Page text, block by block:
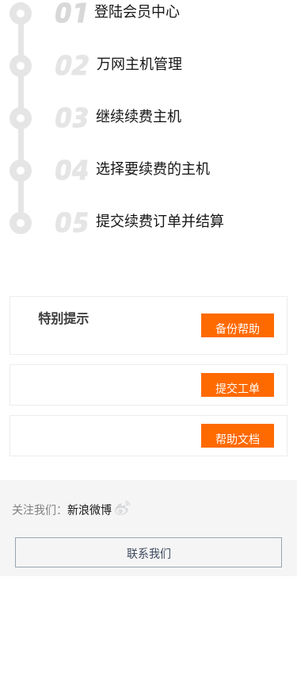
登陆会员中心
万网主机管理
继续续费主机
选择要续费的主机
提交续费订单并结算
特别提示
备份帮助
提交工单
帮助文档